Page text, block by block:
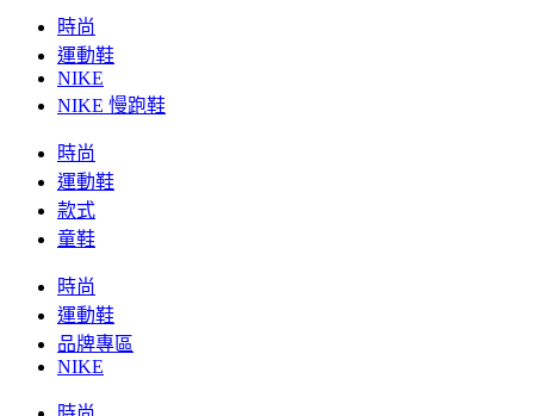
時尚
運動鞋
NIKE
NIKE 慢跑鞋
時尚
運動鞋
款式
童鞋
時尚
運動鞋
品牌專區
NIKE